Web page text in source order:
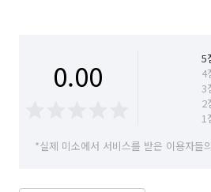
0.00 5
4
3
2
1
*실제 미소에서 서비스를 받은 이용자들